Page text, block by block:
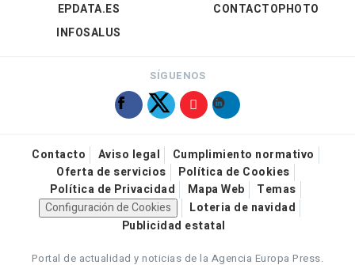
EPDATA.ES
INFOSALUS
CONTACTOPHOTO
SÍGUENOS
Contacto Aviso legal
Cumplimiento normativo
Oferta de servicios
Política de Cookies
Política de Privacidad
Mapa Web
Temas
Configuración de Cookies
Loteria de navidad
Publicidad estatal
Portal de actualidad y noticias de la Agencia Europa Press.